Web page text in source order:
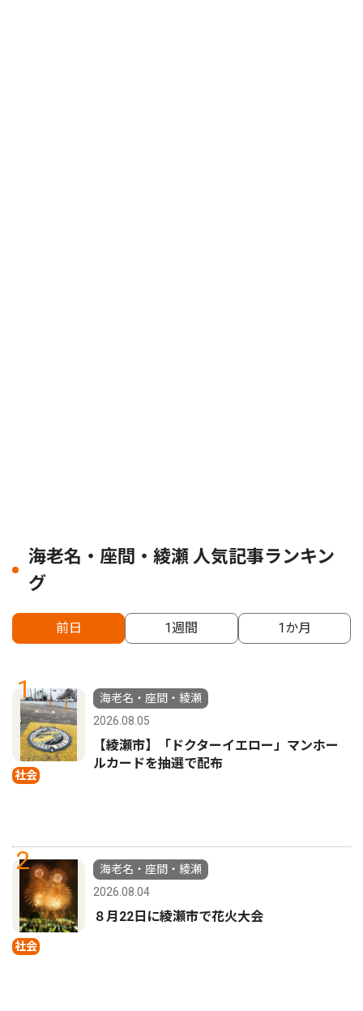
海老名・座間・綾瀬 人気記事ランキン
グ
前日 1週間 1か月
1
社会
海老名・座間・綾瀬
2026.08.05
【綾瀬市】「ドクターイエロー」マンホー
ルカードを抽選で配布
2
社会
海老名・座間・綾瀬
2026.08.04
８月22日に綾瀬市で花火大会